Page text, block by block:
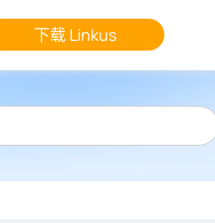
下载 Linkus